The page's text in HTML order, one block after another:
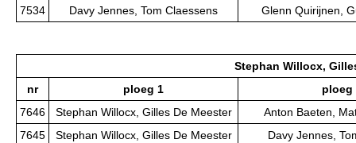
7534
Davy Jennes, Tom Claessens Glenn Quirijnen,
Stephan Willocx,
nr
ploeg 1
ploeg
7646
Stephan Willocx, Gilles De Meester
Anton Baeten,
7645
Stephan Willocx, Gilles De Meester
Davy Jennes,